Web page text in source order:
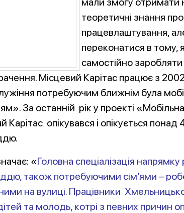
теоретичні знання про
працевлаштування,
переконатися в тому,
самостійно
Місцевий Карітас працює з
потребуючим ближнім була
За останній рік у проекті
опікувався і опікується понад
«Головна спеціалізація
також потребуючими сім’ями –
на вулиці. Працівники
та молодь, котрі з певних причин